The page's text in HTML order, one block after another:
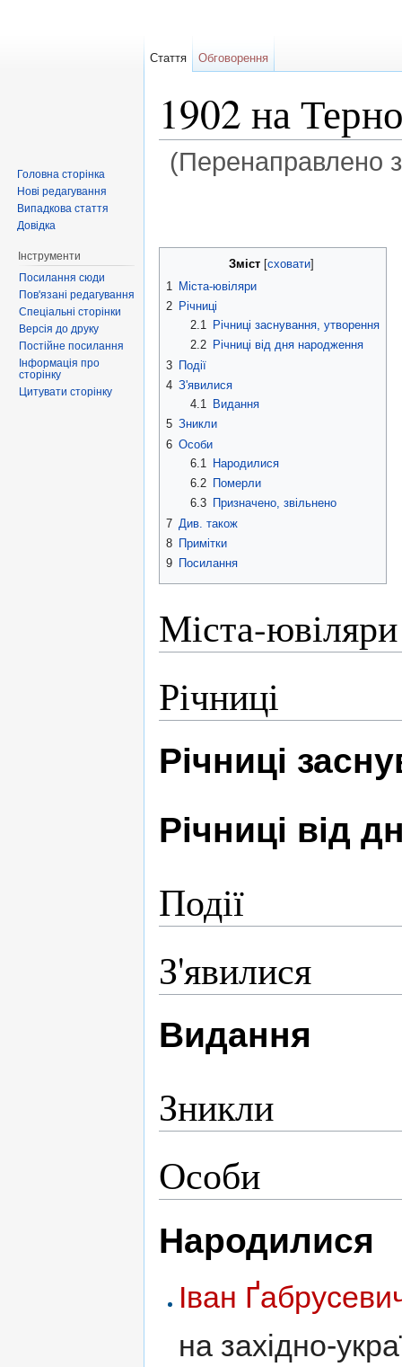
1902 на
(Перенаправлено
Зміст[сховати]
1
Міста-ювіляри
2 Річниці
2.1
Річниці заснування, утворення
2.2
Річниці від дня народження
3 Події
4 З'явилися
4.1
Видання
5 Зникли
6 Особи
6.1
Народилися
6.2
Померли
6.3
Призначено, звільнено
7 Див. також
8 Примітки
9 Посилання
Міста-ювіляри
Річниці
Річниці
Річниці від
Події
З'явилися
Видання
Зникли
Особи
Народилися
Іван
на західно-
Стаття Обговорення
Головна сторінка
Нові редагування
Випадкова стаття
Довідка
Інструменти
Посилання сюди
Пов'язані редагування
Спеціальні сторінки
Версія до друку
Постійне посилання
Інформація про
сторінку
Цитувати сторінку